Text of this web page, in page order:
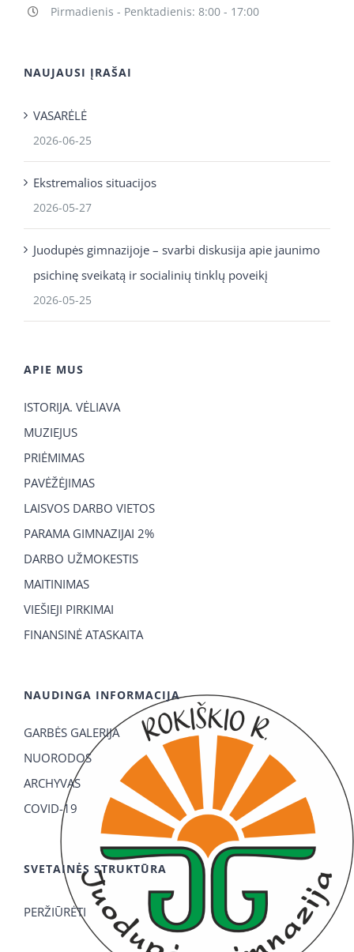
Pirmadienis - Penktadienis: 8:00 - 17:00
NAUJAUSI ĮRAŠAI
VASARĖLĖ
2026-06-25
Ekstremalios situacijos
2026-05-27
Juodupės gimnazijoje – svarbi diskusija apie jaunimo
psichinę sveikatą ir socialinių tinklų poveikį
2026-05-25
APIE MUS
ISTORIJA. VĖLIAVA
MUZIEJUS
PRIĖMIMAS
PAVĖŽĖJIMAS
LAISVOS DARBO VIETOS
PARAMA GIMNAZIJAI 2%
DARBO UŽMOKESTIS
MAITINIMAS
VIEŠIEJI PIRKIMAI
FINANSINĖ ATASKAITA
NAUDINGA INFORMACIJA
GARBĖS GALERIJA
NUORODOS
ARCHYVAS
COVID-19
SVETAINĖS STRUKTŪRA
PERŽIŪRĖTI